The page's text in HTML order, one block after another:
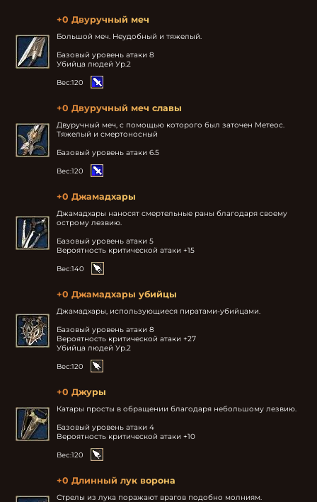
+0 Двуручный меч
Большой меч. Неудобный и тяжелый.
Базовый уровень атаки 8
Убийца людей Ур.2
Вес:120
+0 Двуручный меч славы
Двуручный меч, с помощью которого был заточен Метеос.
Тяжелый и смертоносный
Базовый уровень атаки 6.5
Вес:120
+0 Джамадхары
Джамадхары наносят смертельные раны благодаря своему
острому лезвию.
Базовый уровень атаки 5
Вероятность критической атаки +15
Вес:140
+0 Джамадхары убийцы
Джамадхары, использующиеся пиратами-убийцами.
Базовый уровень атаки 8
Вероятность критической атаки +27
Убийца людей Ур.2
Вес:120
+0 Джуры
Катары просты в обращении благодаря небольшому лезвию.
Базовый уровень атаки 4
Вероятность критической атаки +10
Вес:120
+0 Длинный лук ворона
Стрелы из лука поражают врагов подобно молниям.